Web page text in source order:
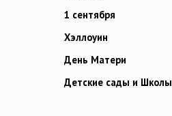
1 сентября
Хэллоуин
День Матери
Детские сады и Школы